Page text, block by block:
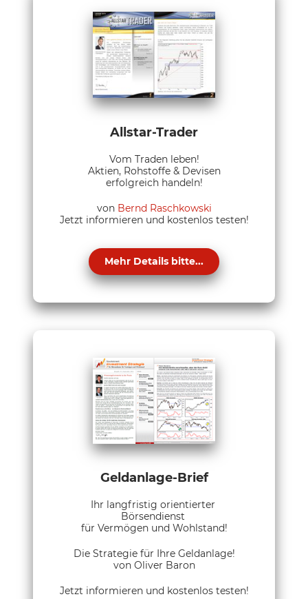
Allstar-Trader
Vom Traden leben!
Aktien, Rohstoffe & Devisen
erfolgreich handeln!
von Bernd Raschkowski
Jetzt informieren und kostenlos testen!
Mehr Details bitte...
Geldanlage-Brief
Ihr langfristig orientierter
Börsendienst
für Vermögen und Wohlstand!
Die Strategie für Ihre Geldanlage!
von Oliver Baron
Jetzt informieren und kostenlos testen!